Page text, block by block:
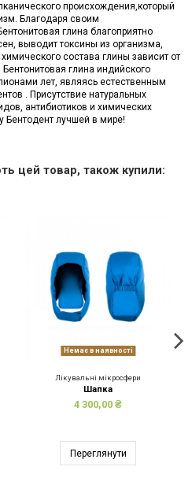
происхождения,который
Благодаря своим
глина благоприятно
выводит токсины из организма,
состава глины зависит от
глина индийского
лет, являясь естественным
. Присутствие натуральных
антибиотиков и химических
Бентодент лучшей в мире!
цей товар, також купили:
Немає в наявності
Лікувальні мікросфери
Шапка
4 300,00 ₴
Переглянути